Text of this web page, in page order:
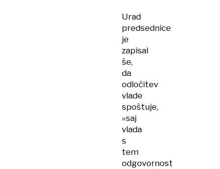
Urad
predsednice
je
zapisal
še,
da
odločitev
vlade
spoštuje,
»saj
vlada
s
tem
odgovornost